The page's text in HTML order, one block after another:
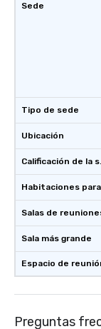
Sede
Tipo de sede
Ubicación
Salas de
Sala más grande
Espacio de
Preguntas